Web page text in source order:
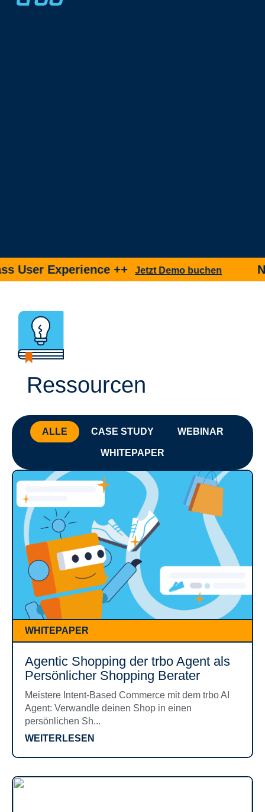
++Jetzt Demo buchen Neu ++
Ressourcen
ALLE CASE STUDY WEBINAR
WHITEPAPER
WHITEPAPER
Agentic Shopping der trbo Agent als
Persönlicher Shopping Berater
Meistere Intent-Based Commerce mit dem trbo AI
Agent: Verwandle deinen Shop in einen
persönlichen Sh...
WEITERLESEN